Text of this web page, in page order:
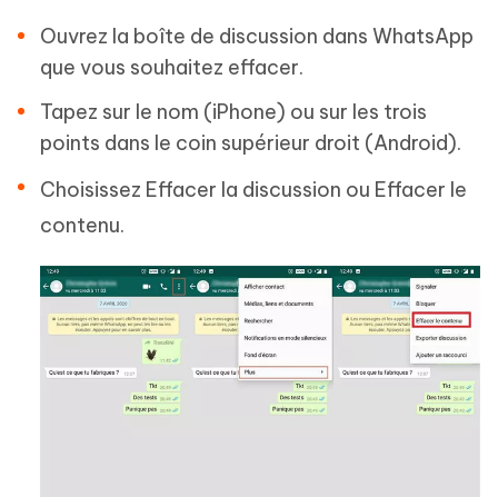
Ouvrez la boîte de discussion dans WhatsApp
que vous souhaitez effacer.
Tapez sur le nom (iPhone) ou sur les trois
points dans le coin supérieur droit (Android).
Choisissez Effacer la discussion ou Effacer le
contenu.